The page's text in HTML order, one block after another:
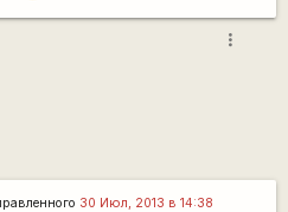
more_vert
30 Июл, 2013 в 14:38